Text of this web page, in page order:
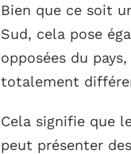
Bien que ce soit
Sud, cela pose
opposées du
totalement
Cela signifie que
peut présenter